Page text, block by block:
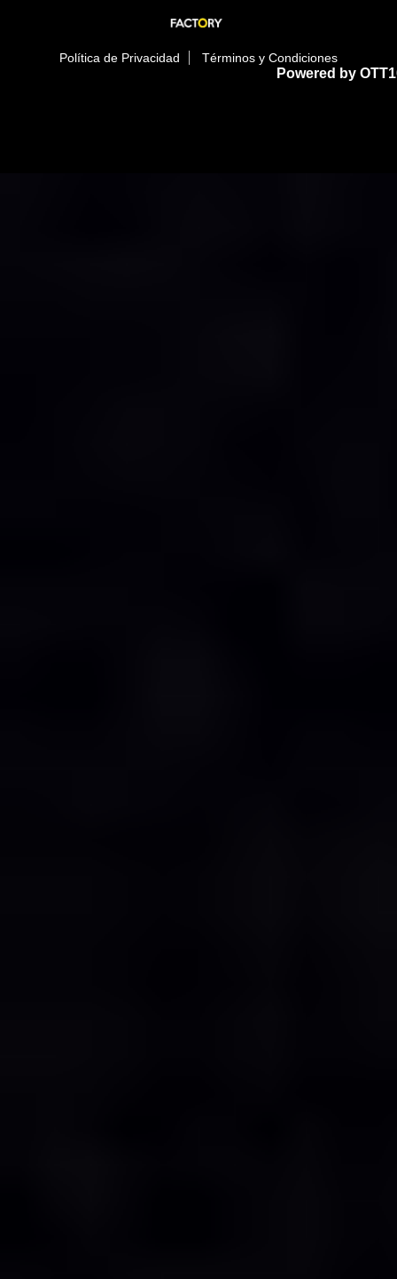
Política de Privacidad Términos y Condiciones
Powered by